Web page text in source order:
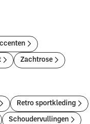
Zachtrose
Retro sportkleding
Schoudervullingen